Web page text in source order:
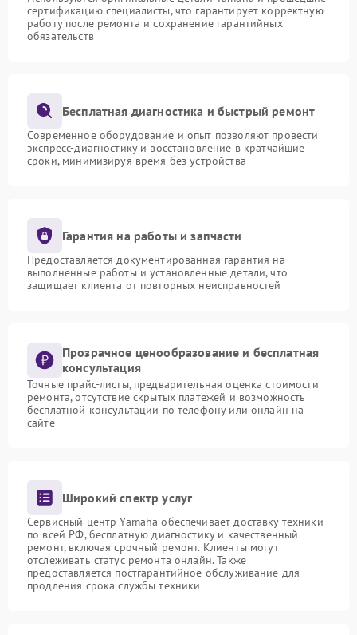
сертификацию специалисты, что гарантирует корректную
работу после ремонта и сохранение гарантийных
обязательств
Бесплатная диагностика и быстрый ремонт
Современное оборудование и опыт позволяют провести
экспресс-диагностику и восстановление в кратчайшие
сроки, минимизируя время без устройства
Гарантия на работы и запчасти
Предоставляется документированная гарантия на
выполненные работы и установленные детали, что
защищает клиента от повторных неисправностей
Прозрачное ценообразование и бесплатная
консультация
Точные прайс-листы, предварительная оценка стоимости
ремонта, отсутствие скрытых платежей и возможность
бесплатной консультации по телефону или онлайн на
сайте
Широкий спектр услуг
Сервисный центр Yamaha обеспечивает доставку техники
по всей РФ, бесплатную диагностику и качественный
ремонт, включая срочный ремонт. Клиенты могут
отслеживать статус ремонта онлайн. Также
предоставляется постгарантийное обслуживание для
продления срока службы техники